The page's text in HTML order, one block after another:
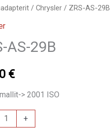
/Chrysler / ZRS-AS-29B
AS-29B
€
> 2001 ISO
+